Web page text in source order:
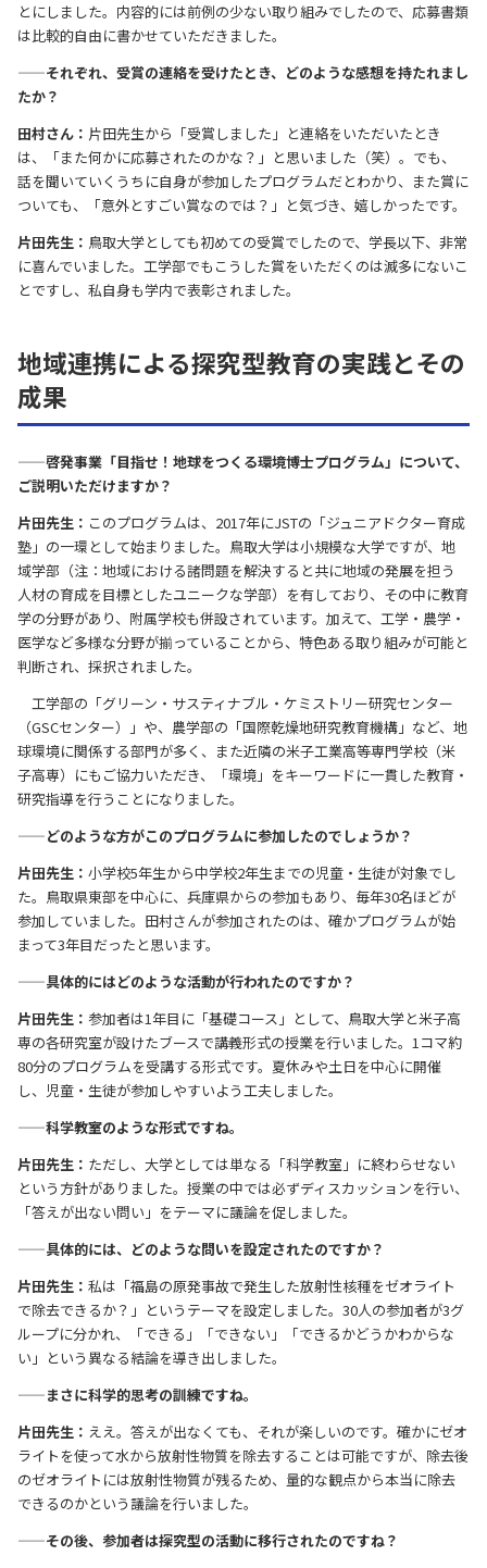
とにしました。内容的には前例の少ない取り組みでしたので、応募書類
は比較的自由に書かせていただきました。
——それぞれ、受賞の連絡を受けたとき、どのような感想を持たれまし
たか？
田村さん： 片田先生から「受賞しました」と連絡をいただいたとき
は、「また何かに応募されたのかな？」と思いました（笑）。でも、
話を聞いていくうちに自身が参加したプログラムだとわかり、また賞に
ついても、「意外とすごい賞なのでは？」と気づき、嬉しかったです。
片田先生： 鳥取大学としても初めての受賞でしたので、学長以下、非常
に喜んでいました。工学部でもこうした賞をいただくのは滅多にないこ
とですし、私自身も学内で表彰されました。
地域連携による探究型教育の実践とその
成果
——啓発事業「目指せ！地球をつくる環境博士プログラム」について、
ご説明いただけますか？
片田先生： このプログラムは、2017年にJSTの「ジュニアドクター育成
塾」の一環として始まりました。鳥取大学は小規模な大学ですが、地
域学部（注：地域における諸問題を解決すると共に地域の発展を担う
人材の育成を目標としたユニークな学部）を有しており、その中に教育
学の分野があり、附属学校も併設されています。加えて、工学・農学・
医学など多様な分野が揃っていることから、特色ある取り組みが可能と
判断され、採択されました。
工学部の「グリーン・サスティナブル・ケミストリー研究センター
（GSCセンター）」や、農学部の「国際乾燥地研究教育機構」など、地
球環境に関係する部門が多く、また近隣の米子工業高等専門学校（米
子高専）にもご協力いただき、「環境」をキーワードに一貫した教育・
研究指導を行うことになりました。
——どのような方がこのプログラムに参加したのでしょうか？
片田先生：小学校5年生から中学校2年生までの児童・生徒が対象でし
た。鳥取県東部を中心に、兵庫県からの参加もあり、毎年30名ほどが
参加していました。田村さんが参加されたのは、確かプログラムが始
まって3年目だったと思います。
——具体的にはどのような活動が行われたのですか？
片田先生：参加者は1年目に「基礎コース」として、鳥取大学と米子高
専の各研究室が設けたブースで講義形式の授業を行いました。1コマ約
80分のプログラムを受講する形式です。夏休みや土日を中心に開催
し、児童・生徒が参加しやすいよう工夫しました。
——科学教室のような形式ですね。
片田先生： ただし、大学としては単なる「科学教室」に終わらせない
という方針がありました。授業の中では必ずディスカッションを行い、
「答えが出ない問い」をテーマに議論を促しました。
——具体的には、どのような問いを設定されたのですか？
片田先生：私は「福島の原発事故で発生した放射性核種をゼオライト
で除去できるか？」というテーマを設定しました。30人の参加者が3グ
ループに分かれ、「できる」「できない」「できるかどうかわからな
い」という異なる結論を導き出しました。
——まさに科学的思考の訓練ですね。
片田先生： ええ。答えが出なくても、それが楽しいのです。確かにゼオ
ライトを使って水から放射性物質を除去することは可能ですが、除去後
のゼオライトには放射性物質が残るため、量的な観点から本当に除去
できるのかという議論を行いました。
——その後、参加者は探究型の活動に移行されたのですね？